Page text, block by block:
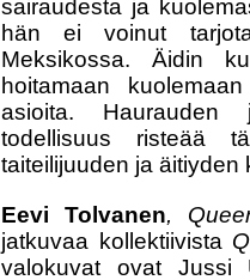
sairaudesta ja
hän ei voinut
Meksikossa. Äidin
hoitamaan
asioita. Haurauden
todellisuus risteää
taiteilijuuden ja
Eevi Tolvanen,
jatkuvaa kollektiivista
valokuvat ovat Jussi